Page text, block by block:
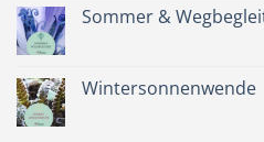
Zeit
für
Sommer &
Sommer
&
Wintersonnenwende